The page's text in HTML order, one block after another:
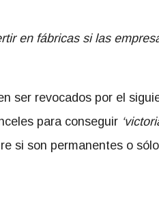
en fábricas si las
ser revocados por el
para conseguir
si son permanentes o